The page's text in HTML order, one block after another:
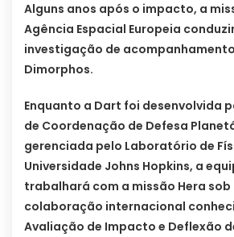
Alguns anos após o impacto, a
Agência Espacial Europeia
investigação de
Dimorphos.
Enquanto a Dart foi desenvolvida
de Coordenação de Defesa
gerenciada pelo Laboratório de
Universidade Johns Hopkins, a
trabalhará com a missão Hera sob
colaboração internacional
Avaliação de Impacto e Deflexão